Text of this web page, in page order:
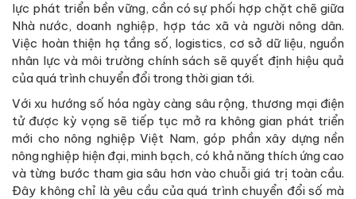
lực phát triển bền vững, cần có sự phối hợp chặt chẽ giữa
Nhà nước, doanh nghiệp, hợp tác xã và người nông dân.
Việc hoàn thiện hạ tầng số, logistics, cơ sở dữ liệu, nguồn
nhân lực và môi trường chính sách sẽ quyết định hiệu quả
của quá trình chuyển đổi trong thời gian tới.
Với xu hướng số hóa ngày càng sâu rộng, thương mại điện
tử được kỳ vọng sẽ tiếp tục mở ra không gian phát triển
mới cho nông nghiệp Việt Nam, góp phần xây dựng nền
nông nghiệp hiện đại, minh bạch, có khả năng thích ứng cao
và từng bước tham gia sâu hơn vào chuỗi giá trị toàn cầu.
Đây không chỉ là yêu cầu của quá trình chuyển đổi số mà